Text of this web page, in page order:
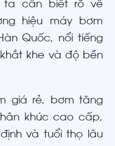
ta cần biết rõ về
hiệu máy bơm
Quốc, nổi tiếng
khe và độ bền
giá rẻ, bơm tăng
khúc cao cấp,
và tuổi thọ lâu